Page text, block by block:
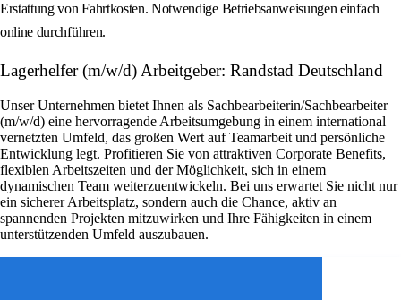
Erstattung von Fahrtkosten. Notwendige Betriebsanweisungen einfach
online durchführen.
Lagerhelfer (m/w/d) Arbeitgeber: Randstad Deutschland
Unser Unternehmen bietet Ihnen als Sachbearbeiterin/Sachbearbeiter
(m/w/d) eine hervorragende Arbeitsumgebung in einem international
vernetzten Umfeld, das großen Wert auf Teamarbeit und persönliche
Entwicklung legt. Profitieren Sie von attraktiven Corporate Benefits,
flexiblen Arbeitszeiten und der Möglichkeit, sich in einem
dynamischen Team weiterzuentwickeln. Bei uns erwartet Sie nicht nur
ein sicherer Arbeitsplatz, sondern auch die Chance, aktiv an
spannenden Projekten mitzuwirken und Ihre Fähigkeiten in einem
unterstützenden Umfeld auszubauen.